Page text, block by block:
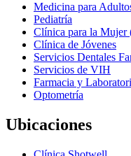
Medicina para
Pediatría
Clínica para la Mujer
Clínica de Jóvenes
Servicios Dentales
Servicios de VIH
Farmacia y
Optometría
Ubicaciones